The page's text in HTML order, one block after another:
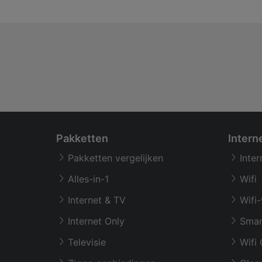
Pakketten
Pakketten vergelijken
Alles-in-1
Internet & TV
Internet Only
Televisie
Wifi
Wifi